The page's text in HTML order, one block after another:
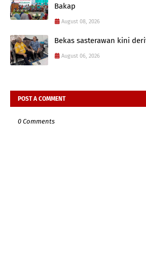
Bakap
August 08, 2026
Bekas sasterawan kini
August 06, 2026
POST A COMMENT
0 Comments